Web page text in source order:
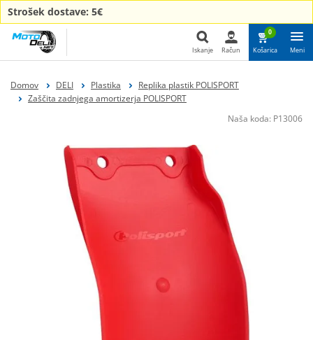
Strošek dostave: 5€
Iskanje Račun
0
Košarica Meni
Domov DELI Plastika
Replika plastik POLISPORT
Zaščita zadnjega amortizerja POLISPORT
Naša koda: P13006